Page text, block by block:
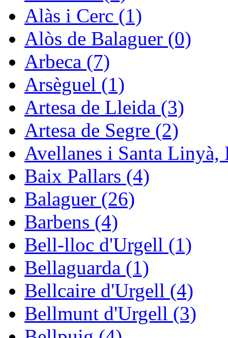
Alàs i Cerc (1)
Alòs de Balaguer (0)
Arbeca (7)
Arsèguel (1)
Artesa de Lleida (3)
Artesa de Segre (2)
Avellanes i Santa Linyà,
Baix Pallars (4)
Balaguer (26)
Barbens (4)
Bell-lloc d'Urgell (1)
Bellaguarda (1)
Bellcaire d'Urgell (4)
Bellmunt d'Urgell (3)